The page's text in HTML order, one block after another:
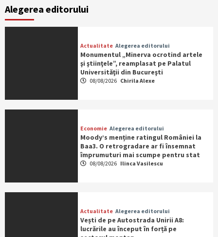
Alegerea editorului
Actualitate Alegerea editorului
Monumentul „Minerva ocrotind artele
şi ştiinţele”, reamplasat pe Palatul
Universităţii din Bucureşti
08/08/2026 Chirila Alexe
Economie Alegerea editorului
Moody’s menține ratingul României la
Baa3. O retrogradare ar fi însemnat
împrumuturi mai scumpe pentru stat
08/08/2026 Ilinca Vasilescu
Actualitate Alegerea editorului
Vești de pe Autostrada Unirii A8:
lucrările au început în forță pe